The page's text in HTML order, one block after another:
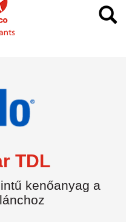
TDL
kenőanyag a